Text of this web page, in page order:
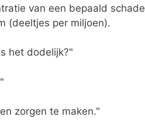
van een bepaald
(deeltjes per miljoen).
het dodelijk?"
zorgen te maken."